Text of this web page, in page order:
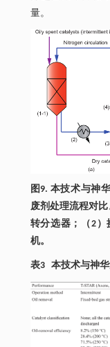
量。
图9. 本技术与神
废剂处理流程对
转分选器；（2
机。
表3 本技术与神华